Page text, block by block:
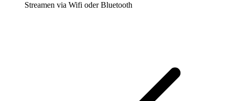
Streamen via Wifi oder Bluetooth